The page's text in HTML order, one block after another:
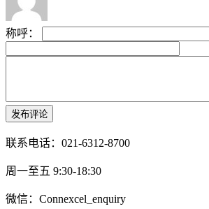
称呼：
联系电话：021-6312-8700
周一至五 9:30-18:30
微信：Connexcel_enquiry